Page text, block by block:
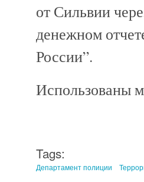
от Сильвии
денежном
России”.
Использованы
Tags:
Департамент полиции